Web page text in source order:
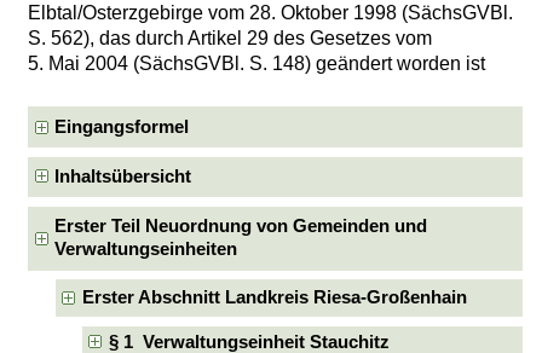
Elbtal/Osterzgebirge vom 28. Oktober 1998 (SächsGVBl.
S. 562), das durch Artikel 29 des Gesetzes vom
5. Mai 2004 (SächsGVBl. S. 148) geändert worden ist
Eingangsformel
Inhaltsübersicht
Erster Teil Neuordnung von Gemeinden und
Verwaltungseinheiten
Erster Abschnitt Landkreis Riesa-Großenhain
§ 1 Verwaltungseinheit Stauchitz